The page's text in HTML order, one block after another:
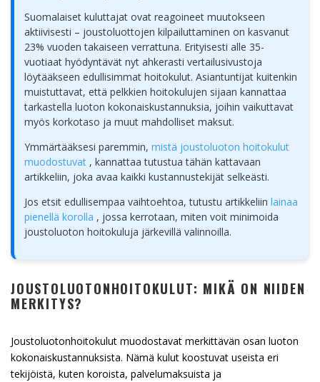
Suomalaiset kuluttajat ovat reagoineet muutokseen
aktiivisesti – joustoluottojen kilpailuttaminen on kasvanut
23% vuoden takaiseen verrattuna. Erityisesti alle 35-
vuotiaat hyödyntävät nyt ahkerasti vertailusivustoja
löytääkseen edullisimmat hoitokulut. Asiantuntijat kuitenkin
muistuttavat, että pelkkien hoitokulujen sijaan kannattaa
tarkastella luoton kokonaiskustannuksia, joihin vaikuttavat
myös korkotaso ja muut mahdolliset maksut.
Ymmärtääksesi paremmin, mistä joustoluoton hoitokulut
muodostuvat , kannattaa tutustua tähän kattavaan
artikkeliin, joka avaa kaikki kustannustekijät selkeästi.
Jos etsit edullisempaa vaihtoehtoa, tutustu artikkeliin lainaa
pienellä korolla , jossa kerrotaan, miten voit minimoida
joustoluoton hoitokuluja järkevillä valinnoilla.
JOUSTOLUOTONHOITOKULUT: MIKÄ ON NIIDEN
MERKITYS?
Joustoluotonhoitokulut muodostavat merkittävän osan luoton
kokonaiskustannuksista. Nämä kulut koostuvat useista eri
tekijöistä, kuten koroista, palvelumaksuista ja